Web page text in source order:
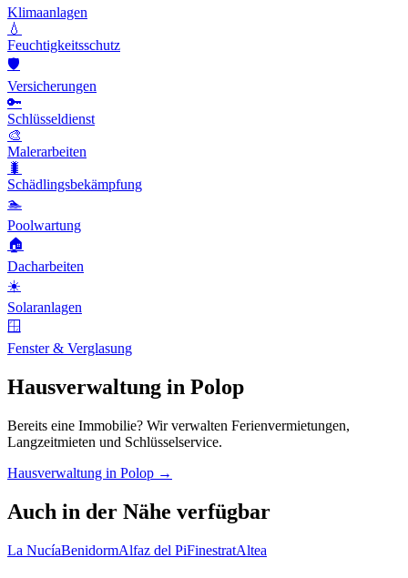
Klimaanlagen
💧
Feuchtigkeitsschutz
🛡️
Versicherungen
🔑
Schlüsseldienst
🎨
Malerarbeiten
🐛
Schädlingsbekämpfung
🏊
Poolwartung
🏠
Dacharbeiten
☀️
Solaranlagen
🪟
Fenster & Verglasung
Hausverwaltung in Polop
Bereits eine Immobilie? Wir verwalten Ferienvermietungen,
Langzeitmieten und Schlüsselservice.
Hausverwaltung in Polop →
Auch in der Nähe verfügbar
La NucíaBenidormAlfaz del PiFinestratAltea